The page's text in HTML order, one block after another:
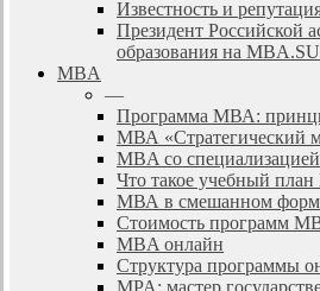
Известность и
Президент Российской
образования на MBA.SU
MBA
—
Программа МВА:
МВА «Cтратегический
MBA со специализацией
Что такое учебный
МВА в смешанном
Стоимость программ
MBA онлайн
Cтруктура программы
MPA: мастер